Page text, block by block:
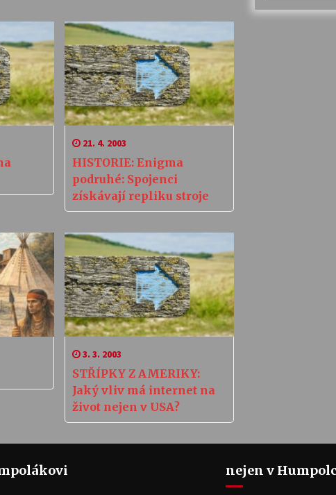
21. 4. 2003
HISTORIE: Enigma
podruhé: Spojenci
získávají repliku stroje
3. 3. 2003
STŘÍPKY Z AMERIKY:
Jaký vliv má internet na
život nejen v USA?
nejen v